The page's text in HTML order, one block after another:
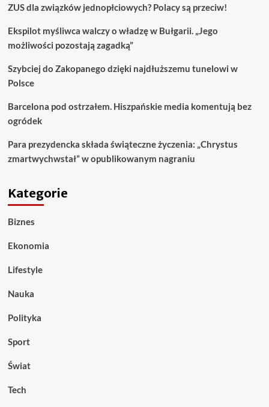
ZUS dla związków jednopłciowych? Polacy są przeciw!
Ekspilot myśliwca walczy o władzę w Bułgarii. „Jego
możliwości pozostają zagadką”
Szybciej do Zakopanego dzięki najdłuższemu tunelowi w
Polsce
Barcelona pod ostrzałem. Hiszpańskie media komentują bez
ogródek
Para prezydencka składa świąteczne życzenia: „Chrystus
zmartwychwstał” w opublikowanym nagraniu
Kategorie
Biznes
Ekonomia
Lifestyle
Nauka
Polityka
Sport
Świat
Tech